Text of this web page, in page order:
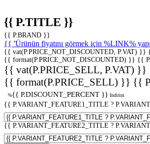
{{ P.TITLE }}
{{ P.BRAND }}
{{ 'Ürünün fiyatını görmek için %LINK%
{{ vat(P.PRICE_NOT_DISCOUNTED, P.VAT) }}
{{ format(P.PRICE_NOT_DISCOUNTED) }} {{
{{ vat(P.PRICE_SELL, P.VAT) }}
{{ format(P.PRICE_SELL) }} {{
%{{ P.DISCOUNT_PERCENT }} İndirim
{{ P.VARIANT_FEATURE1_TITLE ?
{{ P.VARIANT_FEATURE2_TITLE ?